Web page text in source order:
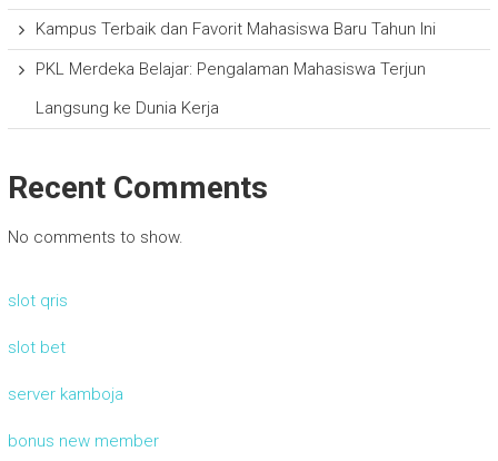
Kampus Terbaik dan Favorit Mahasiswa Baru Tahun Ini
PKL Merdeka Belajar: Pengalaman Mahasiswa Terjun
Langsung ke Dunia Kerja
Recent Comments
No comments to show.
slot qris
slot bet
server kamboja
bonus new member